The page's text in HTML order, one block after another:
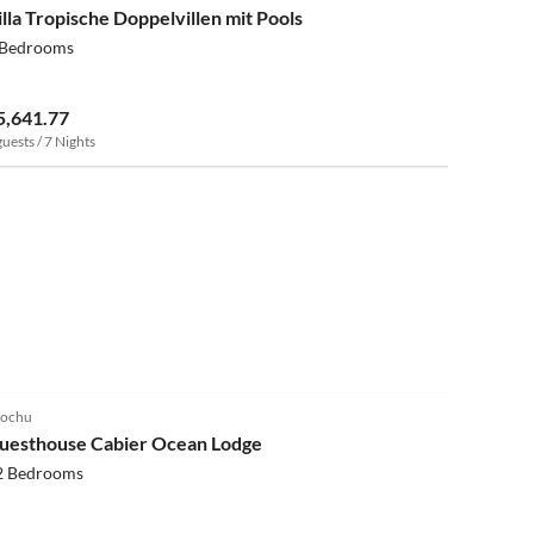
Tropische Doppelvillen mit Pools
/ 7 Nights
Cabier Ocean Lodge
Bedrooms